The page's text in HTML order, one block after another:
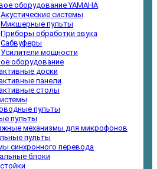
оборудование YAMAHA
Акустические системы
Микшерные пульты
Приборы обработки звука
Сабвуферы
Усилители мощности
оборудование
доски
панели
столы
пульты
пульты
механизмы для микрофонов
пульты
синхронного перевода
блоки